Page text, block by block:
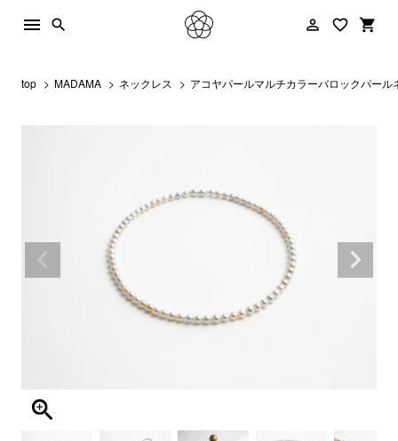
menu person_outline favorite_border shopping_cart
search
top MADAMA ネックレス アコヤパールマルチカラーバロックパー